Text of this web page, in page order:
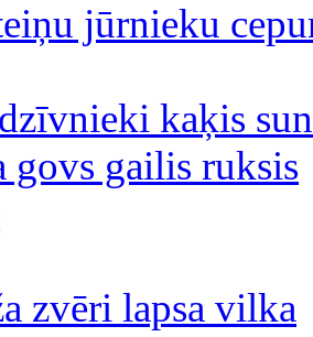
jūrnieku
kaķis
govs gailis ruksis
zvēri lapsa vilka